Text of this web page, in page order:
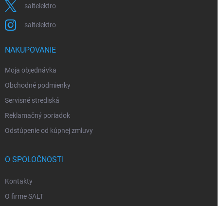
saltelektro
saltelektro
NAKUPOVANIE
Moja objednávka
Obchodné podmienky
Servisné strediská
Reklamačný poriadok
Odstúpenie od kúpnej zmluvy
O SPOLOČNOSTI
Kontakty
O firme SALT